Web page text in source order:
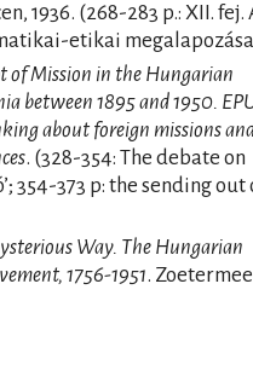
1936. (268-283 p.: XII. fej.
etikai
of Mission in the Hungarian
between 1895 and 1950.
about foreign missions
. (328-354: The debate on
354-373 p: the sending out
Way. The Hungarian
1756-1951.